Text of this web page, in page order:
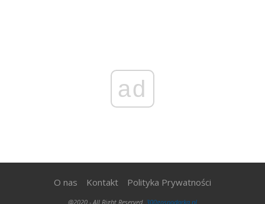
ad
O nas Kontakt Polityka Prywatności
@2020 - All Right Reserved. 300gospodarka.pl